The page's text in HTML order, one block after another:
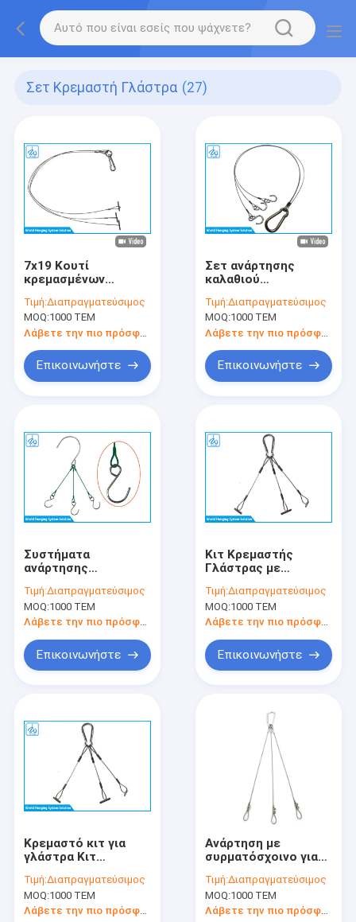
Σετ Κρεμαστή Γλάστρα (27)
7x19 Κουτί
κρεμασμένων
Τιμή:Διαπραγματεύσιμος
MOQ:1000 ΤΕΜ
Λάβετε την πιο πρόσφατη τιμή
Επικοινωνήστε
Σετ ανάρτησης
καλαθιού
Τιμή:Διαπραγματεύσιμος
MOQ:1000 ΤΕΜ
Επικοινωνήστε
Συστήματα
ανάρτησης
επιφάνειας, σύστημα
κρεμασμού
καλωδίων από
Τιμή:Διαπραγματεύσιμος
MOQ:1000 ΤΕΜ
Λάβετε την πιο πρόσφατη τιμή
Επικοινωνήστε
Κιτ Κρεμαστής
Γλάστρας με
στην Εγκατάσταση,
Για Πρασίνισμα
Χώρου
Τιμή:Διαπραγματεύσιμος
MOQ:1000 ΤΕΜ
Επικοινωνήστε
Κρεμαστό κιτ για
γλάστρα Κιτ
γλάστρα
Τιμή:Διαπραγματεύσιμος
MOQ:1000 ΤΕΜ
Λάβετε την πιο πρόσφατη τιμή
Ανάρτηση με
συρματόσχοινο για
ανοξείδωτο χάλυβα,
με τελικούς
συνδέσμους για
Τιμή:Διαπραγματεύσιμος
MOQ:1000 ΤΕΜ
Λάβετε την πιο πρόσφατη τιμή